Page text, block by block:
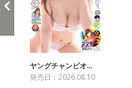
ヤングチャンピオ…
発売日：2026.08.10